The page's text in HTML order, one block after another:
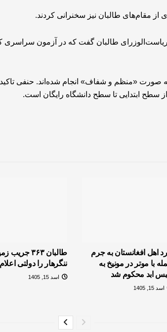
از مقام‌های طالبان نیز سخنرانی کردند.
صورت «منظم و شفاف» انجام شده‌اند. حنفی تاکید
ابتدایی تا سطح دانشگاه رایگان است.
اهل افغانستان به جرم
با موتر در مونیخ به
ابد محکوم شد
اسد 15, 1405
طالبان ۳۶۳
ننگرهار را دولتی
اسد 15, 1405